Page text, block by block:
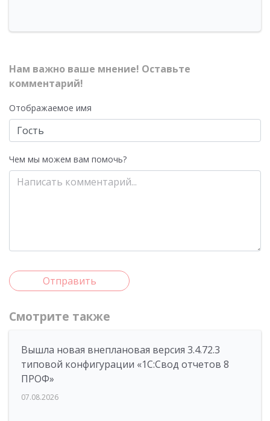
Нам важно ваше мнение! Оставьте
комментарий!
Отображаемое имя
Чем мы можем вам помочь?
Отправить
Смотрите также
Вышла новая внеплановая версия 3.4.72.3
типовой конфигурации «1C:Свод отчетов 8
ПРОФ»
07.08.2026